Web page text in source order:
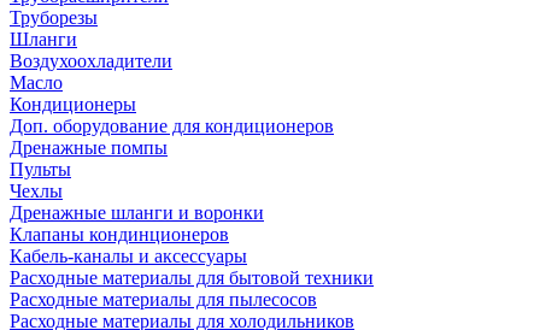
Труборезы
Шланги
Воздухоохладители
Масло
Кондиционеры
Доп. оборудование для кондиционеров
Дренажные помпы
Пульты
Чехлы
Дренажные шланги и воронки
Клапаны кондинционеров
Кабель-каналы и аксессуары
Расходные материалы для бытовой техники
Расходные материалы для пылесосов
Расходные материалы для холодильников